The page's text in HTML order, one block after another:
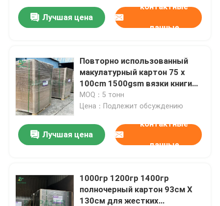
Лучшая цена
контактные
данные
Повторно использованный
макулатурный картон 75 x
100cm 1500gsm вязки книги
пульпы серый
MOQ：5 тонн
Цена：Подлежит обсуждению
Лучшая цена
контактные
данные
1000гр 1200гр 1400гр
полночерный картон 93см X
130см для жестких